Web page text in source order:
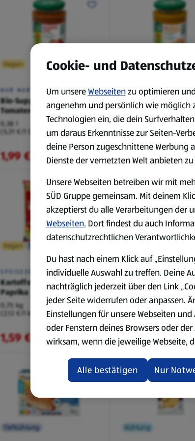
Vegan
NUR NUR NATUR
Bio-Suppe 375 ml,
Tomatensuppe
0,38 l
(5,31 €/1 l)
1,99 €
Vegan
NUR NUR NATUR
Bio-Suppe 375 ml,
Karotte-Ingwer
0,38 l
(5,31 €/1 l)
1,99 €
Vegan Tiefkühlung
SPEISEZEIT
Kartoffelwedges 750 g,
Paprika
0,75 kg
(2,12 €/1 kg)
1,59 €
SPEISEZEIT
Kartoffelwedges
Mediterran
0,75 kg
(2,12 €/1 kg)
1,59 €
Tiefkühlung Kühlung
Cookie- und
Um unsereWebseitenzu optimieren
angenehm und persönlich wie möglich
Technologien ein, die dein
um daraus Erkenntnisse zur Seiten-
deine Person zugeschnittene Werbung
Dienste der vernetzten Welt anbieten
Unsere Webseiten betreiben wir mit
SÜD Gruppe gemeinsam. Mit deinem
akzeptierst du alle Verarbeitungen der
Webseiten. Dort findest du auch
datenschutzrechtlichen
Du hast nach einem Klick auf
individuelle Auswahl zu treffen. Deine
nachträglich jederzeit über den Link
jeder Seite widerrufen oder anpassen.
Einstellungen für unsere Webseiten
oder Fenstern deines Browsers oder
wirksam, wenn die jeweilige Webseite,
aktualisiert oder geschlossen und
Datenschutzerklärung zur Verfügung.
Übersicht der Webseitenbetreiber und
Nur
Alle bestätigen